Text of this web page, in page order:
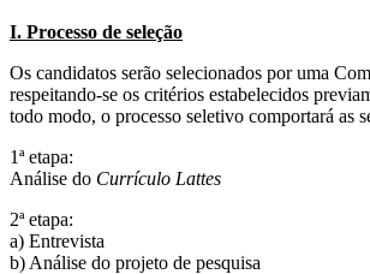
I. Processo de seleção
Os candidatos serão selecionados por uma
respeitando-se os critérios estabelecidos
todo modo, o processo seletivo comportará as
1ª etapa:
Análise do Currículo Lattes
2ª etapa:
a) Entrevista
b) Análise do projeto de pesquisa